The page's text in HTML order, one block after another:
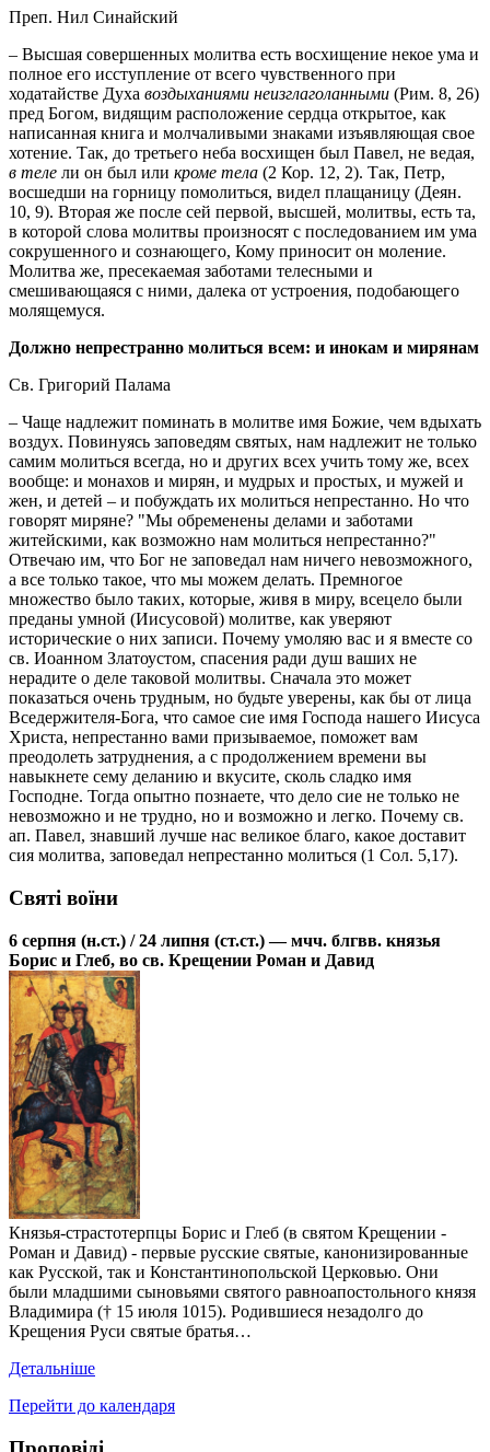
Преп. Нил Синайский
– Высшая совершенных молитва есть восхищение некое ума и
полное его исступление от всего чувственного при
ходатайстве Духа воздыханиями неизглаголанными (Рим. 8, 26)
пред Богом, видящим расположение сердца открытое, как
написанная книга и молчаливыми знаками изъявляющая свое
хотение. Так, до третьего неба восхищен был Павел, не ведая,
в теле ли он был или кроме тела (2 Кор. 12, 2). Так, Петр,
восшедши на горницу помолиться, видел плащаницу (Деян.
10, 9). Вторая же после сей первой, высшей, молитвы, есть та,
в которой слова молитвы произносят с последованием им ума
сокрушенного и сознающего, Кому приносит он моление.
Молитва же, пресекаемая заботами телесными и
смешивающаяся с ними, далека от устроения, подобающего
молящемуся.
Должно непрестранно молиться всем: и инокам и мирянам
Св. Григорий Палама
– Чаще надлежит поминать в молитве имя Божие, чем вдыхать
воздух. Повинуясь заповедям святых, нам надлежит не только
самим молиться всегда, но и других всех учить тому же, всех
вообще: и монахов и мирян, и мудрых и простых, и мужей и
жен, и детей – и побуждать их молиться непрестанно. Но что
говорят миряне? "Мы обременены делами и заботами
житейскими, как возможно нам молиться непрестанно?"
Отвечаю им, что Бог не заповедал нам ничего невозможного,
а все только такое, что мы можем делать. Премногое
множество было таких, которые, живя в миру, всецело были
преданы умной (Иисусовой) молитве, как уверяют
исторические о них записи. Почему умоляю вас и я вместе со
св. Иоанном Златоустом, спасения ради душ ваших не
нерадите о деле таковой молитвы. Сначала это может
показаться очень трудным, но будьте уверены, как бы от лица
Вседержителя-Бога, что самое сие имя Господа нашего Иисуса
Христа, непрестанно вами призываемое, поможет вам
преодолеть затруднения, а с продолжением времени вы
навыкнете сему деланию и вкусите, сколь сладко имя
Господне. Тогда опытно познаете, что дело сие не только не
невозможно и не трудно, но и возможно и легко. Почему св.
ап. Павел, знавший лучше нас великое благо, какое доставит
сия молитва, заповедал непрестанно молиться (1 Сол. 5,17).
Святі воїни
6 серпня (н.ст.) / 24 липня (ст.ст.) — мчч. блгвв. князья
Борис и Глеб, во св. Крещении Роман и Давид
Князья-страстотерпцы Борис и Глеб (в святом Крещении -
Роман и Давид) - первые русские святые, канонизированные
как Русской, так и Константинопольской Церковью. Они
были младшими сыновьями святого равноапостольного князя
Владимира († 15 июля 1015). Родившиеся незадолго до
Крещения Руси святые братья…
Детальніше
Перейти до календаря